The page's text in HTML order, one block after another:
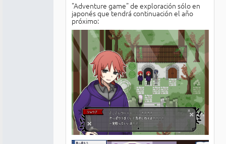
"Adventure game" de exploración sólo en
japonés que tendrá continuación el año
próximo: